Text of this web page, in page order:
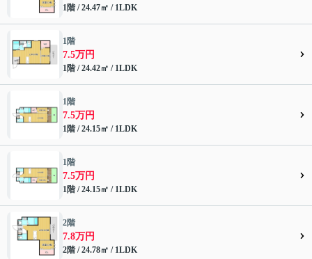
1階 / 24.47㎡ / 1LDK
1階
7.5万円
1階 / 24.42㎡ / 1LDK
1階
7.5万円
1階 / 24.15㎡ / 1LDK
1階
7.5万円
1階 / 24.15㎡ / 1LDK
2階
7.8万円
2階 / 24.78㎡ / 1LDK